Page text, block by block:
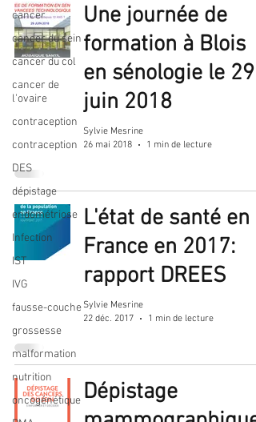
cancer
cancer du sein
cancer du col
cancer de
l'ovaire
contraception
contraception
DES
dépistage
endométriose
Infection
IST
IVG
fausse-couche
grossesse
malformation
nutrition
oncogénétique
Une journée de
formation à Blois
en sénologie le 29
juin 2018
Sylvie Mesrine
26 mai 2018
1 min de lecture
L'état de santé en
France en 2017:
rapport DREES
Sylvie Mesrine
22 déc. 2017
1 min de lecture
Dépistage